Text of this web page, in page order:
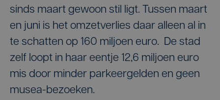
sinds maart gewoon stil ligt. Tussen maart
en juni is het omzetverlies daar alleen al in
te schatten op 160 miljoen euro. De stad
zelf loopt in haar eentje 12,6 miljoen euro
mis door minder parkeergelden en geen
musea-bezoeken.